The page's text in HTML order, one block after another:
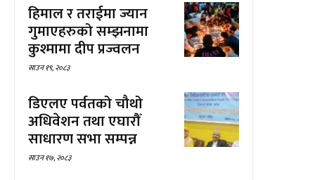
हिमाल र तराईमा ज्यान
गुमाएहरुको सम्झनामा
कुश्मामा दीप प्रज्वलन
साउन १९, २०८३
डिएलए पर्वतको चौथो
अधिवेशन तथा एघारौँ
साधारण सभा सम्पन्न
साउन १७, २०८३